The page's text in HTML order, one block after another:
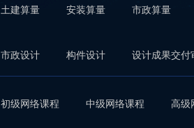
土建算量 安装算量 市政算量
市政设计 构件设计 设计成果交付
初级网络课程 中级网络课程 高级